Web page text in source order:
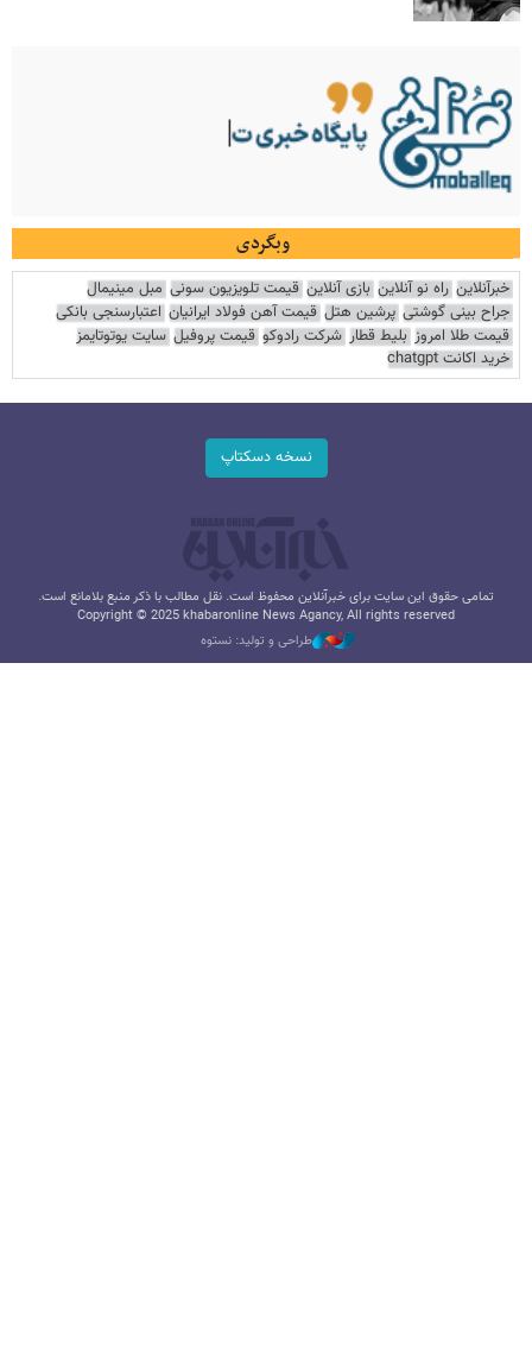
وبگردی
خبرآنلاین راه نو آنلاین بازی آنلاین قیمت تلویزیون سونی مبل مینیمال
جراح بینی گوشتی پرشین هتل قیمت آهن فولاد ایرانیان اعتبارسنجی بانکی
قیمت طلا امروز بلیط قطار شرکت رادوکو قیمت پروفیل سایت یوتوتایمز
خرید اکانت chatgpt
نسخه دسکتاپ
تمامی حقوق این سایت برای خبرآنلاین محفوظ است. نقل مطالب با ذکر منبع بلامانع است.
Copyright © 2025 khabaronline News Agancy, All rights reserved
طراحی و تولید: نستوه